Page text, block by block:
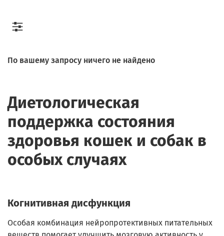
По вашему запросу ничего не найдено
Диетологическая
поддержка состояния
здоровья кошек и собак в
особых случаях
Когнитивная дисфункция
Особая комбинация нейропротективных питательных